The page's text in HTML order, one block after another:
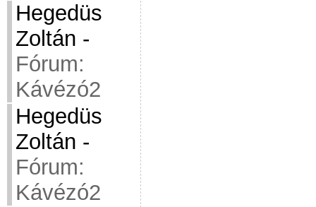
Hegedüs
Zoltán -
Fórum:
Kávézó2
Hegedüs
Zoltán -
Fórum:
Kávézó2